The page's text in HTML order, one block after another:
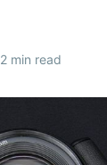
2 min read